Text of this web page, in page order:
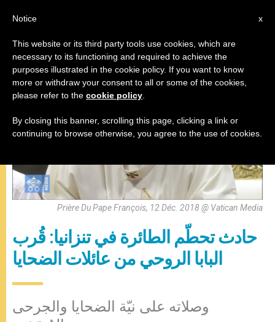
البابا فرنسيس
Prière Du Pape François, 12 Déc. 2018 @ Vatican Media
حادث تحطّم الطائرة في تنزانيا: قُرب
البابا الروحي من عائلات الضحايا
وصلاته على نيّة الضحايا والجرحى
x
Notice
This website or its third party tools use cookies, which are
necessary to its functioning and required to achieve the
purposes illustrated in the cookie policy. If you want to know
more or withdraw your consent to all or some of the cookies,
please refer to the cookie policy
By closing this banner, scrolling this page, clicking a link or
continuing to browse otherwise, you agree to the use of cookies.